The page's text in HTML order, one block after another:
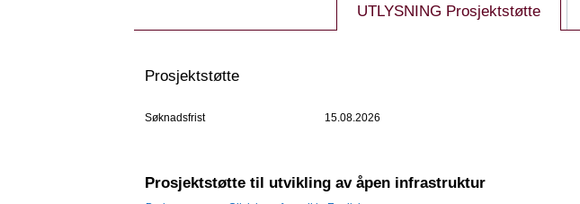
UTLYSNING Prosjektstøtte
Prosjektstøtte
Søknadsfrist 15.08.2026
Prosjektstøtte til utvikling av åpen infrastruktur